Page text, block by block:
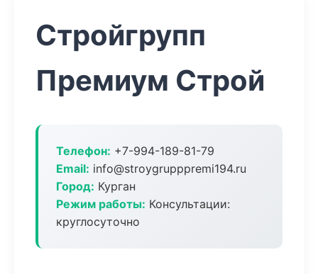
Стройгрупп
Премиум Строй
Телефон: +7-994-189-81-79
Email: info@stroygrupppremi194.ru
Город: Курган
Режим работы: Консультации:
круглосуточно